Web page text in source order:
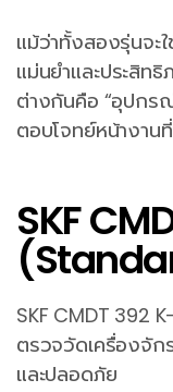
แม้ว่าทั้งสองรุ่นจะ
แม่นยำและประสิท
ต่างกันคือ “อุปกร
ตอบโจทย์หน้างาน
SKF
SKF CMDT 392
ตรวจวัดเครื่องจัก
และปลอดภัย